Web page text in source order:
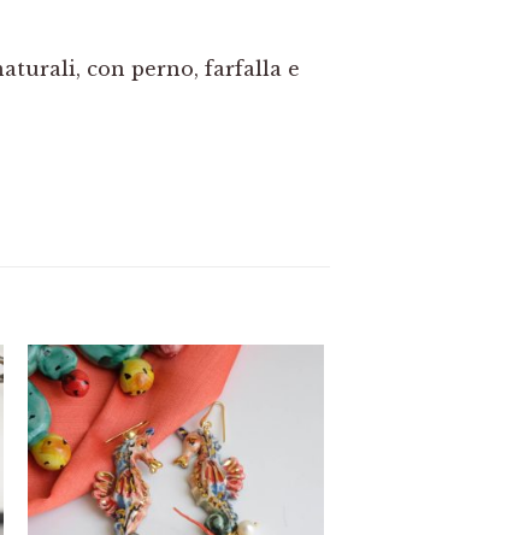
con perno, farfalla e